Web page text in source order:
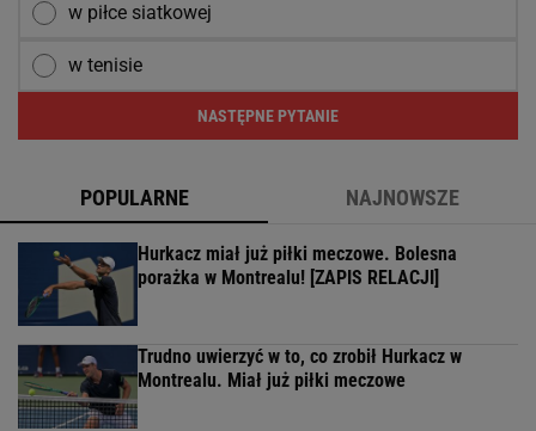
w piłce siatkowej
w tenisie
NASTĘPNE PYTANIE
POPULARNE NAJNOWSZE
Hurkacz miał już piłki meczowe. Bolesna
porażka w Montrealu! [ZAPIS RELACJI]
Trudno uwierzyć w to, co zrobił Hurkacz w
Montrealu. Miał już piłki meczowe